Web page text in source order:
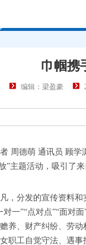
巾帼携
编辑：梁盈豪
周德萌 通讯员 顾学
”主题活动，吸引了
，分发的宣传资料
对一”“点对点”“面对
养、财产纠纷、劳
职工自觉守法、遇事